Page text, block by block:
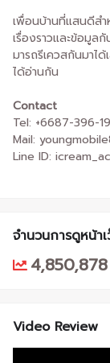
เพื่อนบ้านที่แสนดีสำ
เรื่องราวและข้อมูลกั
มารถรีเควสกันมาได้
ได้อ่านกัน
Contact
Tel: +6687-396-
Mail:
Line ID:
จำนวนการดูหน้า
4,850,878
Video Review